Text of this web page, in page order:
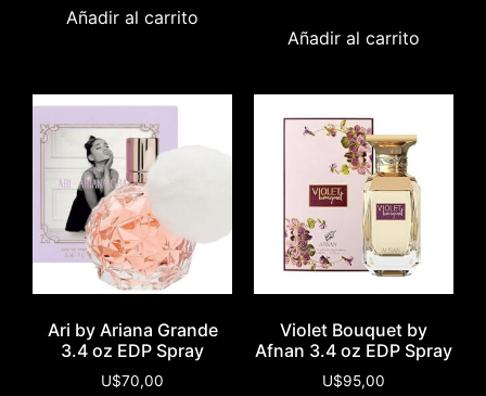
Añadir al carrito
Añadir al carrito
Ari by Ariana Grande
3.4 oz EDP Spray
U$70,00
Violet Bouquet by
Afnan 3.4 oz EDP Spray
U$95,00